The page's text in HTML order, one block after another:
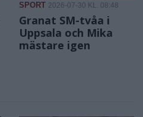
SPORT 2026-07-30 KL. 08:48
Granat SM-tvåa i
Uppsala och Mika
mästare igen